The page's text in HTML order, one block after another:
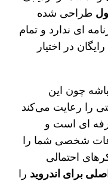
طراحی شده
ای ندارد و تمام
در اختیار
چون این
را رعایت می‌کند
ای است و
شخصی شما را
احتمالی
را